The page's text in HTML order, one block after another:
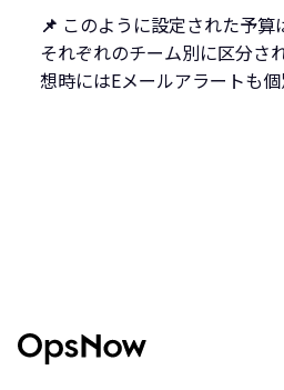
📌 このように設定された予
それぞれのチーム別に区分さ
想時にはEメールアラートも個